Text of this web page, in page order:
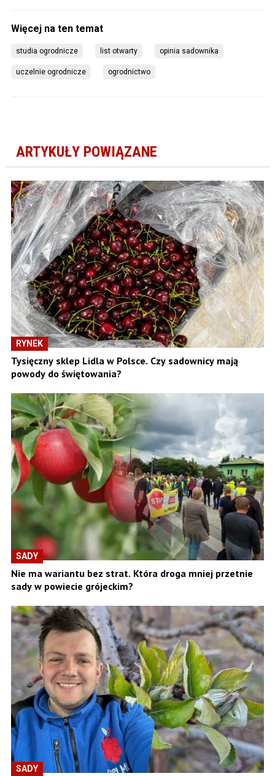
studia ogrodnicze list otwarty opinia sadownika
uczelnie ogrodnicze ogrodnictwo
ARTYKUŁY POWIĄZANE
RYNEK
Tysięczny sklep Lidla w Polsce. Czy sadownicy mają
powody do świętowania?
SADY
Nie ma wariantu bez strat. Która droga mniej przetnie
sady w powiecie grójeckim?
SADY